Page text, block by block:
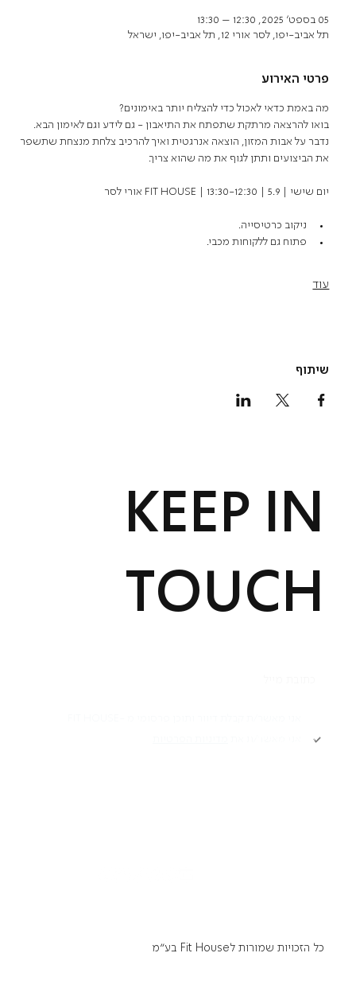
05 בספט׳ 2025, 12:30 – 13:30
תל אביב-יפו, לסר אורי 12, תל אביב-יפו, ישראל
פרטי האירוע
מה באמת כדאי לאכול כדי להצליח יותר באימונים?
בואו להרצאה מרתקת שתפתח את התיאבון - גם לידע וגם לאימון הבא.
נדבר על אבות המזון, הוצאה אנרגטית ואיך להרכיב צלחת מנצחת שתשפר
את הביצועים ותתן לגוף את מה שהוא צריך.
יום שישי | 5.9 | 13:30-12:30 | FIT HOUSE אורי לסר
ניקוב כרטיסייה.
פתוח גם ללקוחות מכבי.
עוד
שיתוף
KEEP IN
TOUCH
כל הזכויות שמורות לFit House בע״מ
Academy תקנון